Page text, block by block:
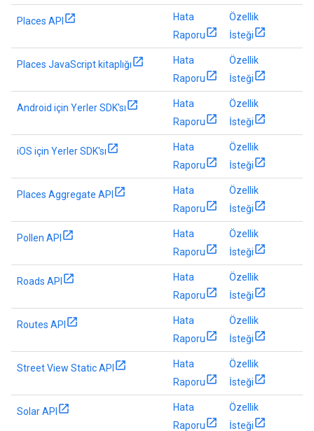
Places API
Hata
Raporu
Özellik
İsteği
Places JavaScript kitaplığı
Hata
Raporu
Özellik
İsteği
Android için Yerler SDK'sı
Hata
Raporu
Özellik
İsteği
iOS için Yerler SDK'sı
Hata
Raporu
Özellik
İsteği
Places Aggregate API
Hata
Raporu
Özellik
İsteği
Pollen API
Hata
Raporu
Özellik
İsteği
Roads API
Hata
Raporu
Özellik
İsteği
Routes API
Hata
Raporu
Özellik
İsteği
Street View Static API
Hata
Raporu
Özellik
İsteği
Solar API
Hata
Raporu
Özellik
İsteği